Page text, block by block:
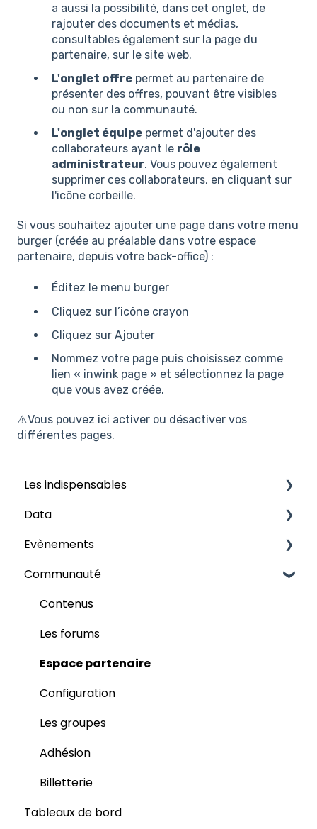
a aussi la possibilité, dans cet onglet, de
rajouter des documents et médias,
consultables également sur la page du
partenaire, sur le site web.
L'onglet offre permet au partenaire de
présenter des offres, pouvant être visibles
ou non sur la communauté.
L'onglet équipe permet d'ajouter des
collaborateurs ayant le rôle
administrateur. Vous pouvez également
supprimer ces collaborateurs, en cliquant sur
l'icône corbeille.
Si vous souhaitez ajouter une page dans votre menu
burger (créée au préalable dans votre espace
partenaire, depuis votre back-office) :
Éditez le menu burger
Cliquez sur l’icône crayon
Cliquez sur Ajouter
Nommez votre page puis choisissez comme
lien « inwink page » et sélectionnez la page
que vous avez créée.
⚠️Vous pouvez ici activer ou désactiver vos
différentes pages.
Les indispensables
Grilles
Les champs
Publier
Data
Audience
Evènements
Mon évènement
Participants
Programme
Espace intervenant
Partenaires
Business Meetings
Networking
Billetterie
Badge du participant
Communauté
Contenus
Les forums
Espace partenaire
Configuration
Les groupes
Adhésion
Billetterie
Tableaux de bord